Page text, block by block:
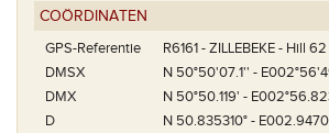
COÖRDINATEN
GPS-Referentie
R6161 - ZILLEBEKE - Hill
DMSX
N 50°50'07.1'' -
DMX
N 50°50.119' -
D
N 50.835310° -